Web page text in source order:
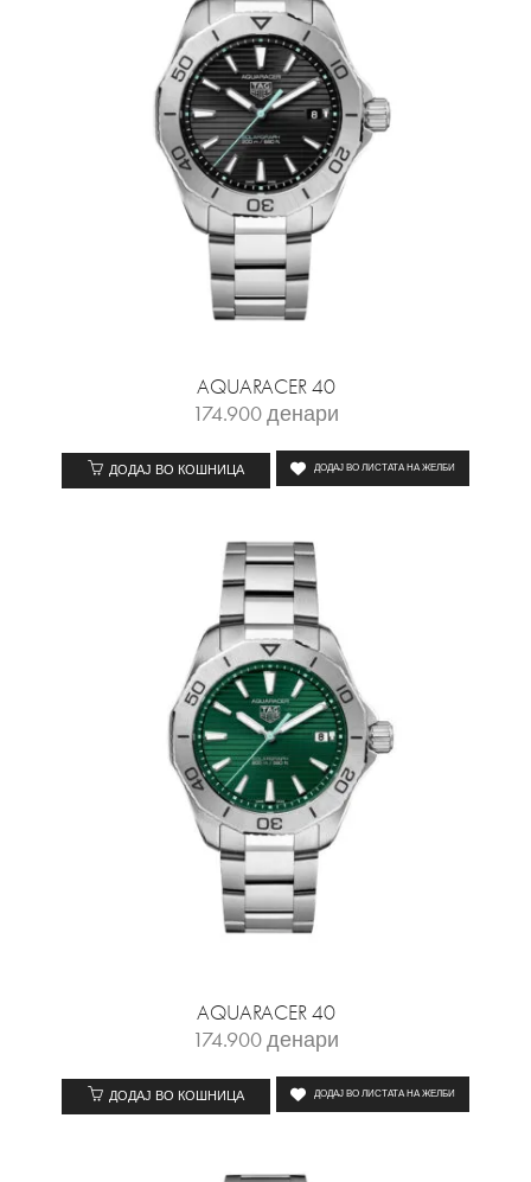
AQUARACER 40
174.900денари
ДОДАЈ ВО КОШНИЦА ДОДАЈ ВО ЛИСТАТА НА ЖЕЛБИ
AQUARACER 40
174.900денари
ДОДАЈ ВО КОШНИЦА ДОДАЈ ВО ЛИСТАТА НА ЖЕЛБИ